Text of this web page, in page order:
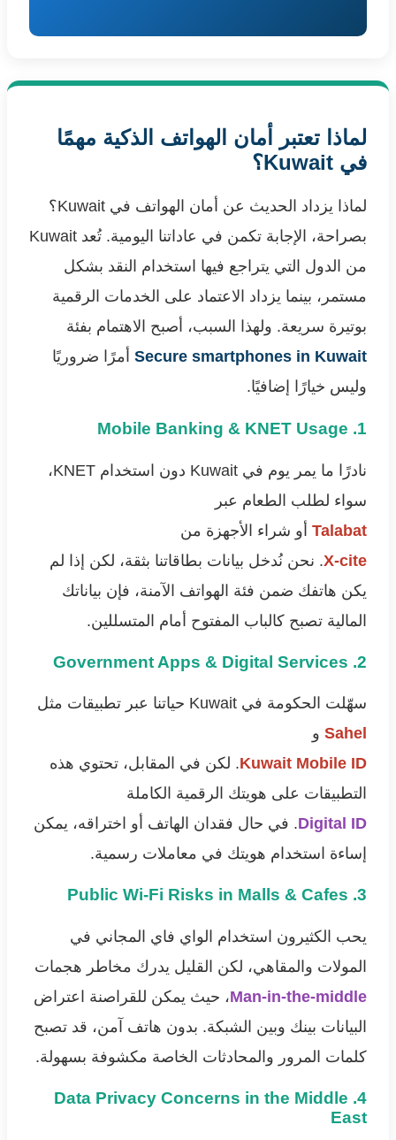
لماذا تعتبر أمان الهواتف الذكية مهمًا
في Kuwait؟
لماذا يزداد الحديث عن أمان الهواتف في Kuwait؟
بصراحة، الإجابة تكمن في عاداتنا اليومية. تُعد Kuwait
من الدول التي يتراجع فيها استخدام النقد بشكل
مستمر، بينما يزداد الاعتماد على الخدمات الرقمية
بوتيرة سريعة. ولهذا السبب، أصبح الاهتمام بفئة
Secure smartphones in Kuwait أمرًا ضروريًا
وليس خيارًا إضافيًا.
1. Mobile Banking & KNET Usage
نادرًا ما يمر يوم في Kuwait دون استخدام KNET،
سواء لطلب الطعام عبر
Talabat أو شراء الأجهزة من
X-cite. نحن نُدخل بيانات بطاقاتنا بثقة، لكن إذا لم
يكن هاتفك ضمن فئة الهواتف الآمنة، فإن بياناتك
المالية تصبح كالباب المفتوح أمام المتسللين.
2. Government Apps & Digital Services
سهّلت الحكومة في Kuwait حياتنا عبر تطبيقات مثل
Sahel و
Kuwait Mobile ID. لكن في المقابل، تحتوي هذه
التطبيقات على هويتك الرقمية الكاملة
Digital ID. في حال فقدان الهاتف أو اختراقه، يمكن
إساءة استخدام هويتك في معاملات رسمية.
3. Public Wi-Fi Risks in Malls & Cafes
يحب الكثيرون استخدام الواي فاي المجاني في
المولات والمقاهي، لكن القليل يدرك مخاطر هجمات
Man-in-the-middle، حيث يمكن للقراصنة اعتراض
البيانات بينك وبين الشبكة. بدون هاتف آمن، قد تصبح
كلمات المرور والمحادثات الخاصة مكشوفة بسهولة.
4. Data Privacy Concerns in the Middle
East